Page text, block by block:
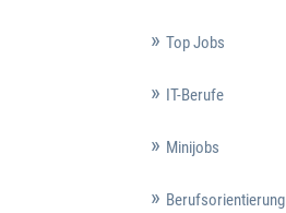
Top Jobs
IT-Berufe
Minijobs
Berufsorientierung